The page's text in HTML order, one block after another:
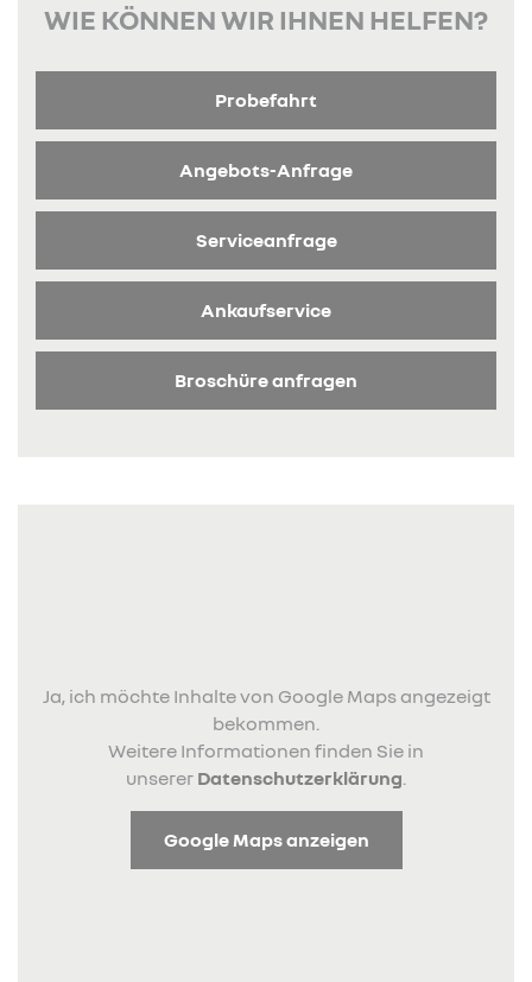
WIE KÖNNEN WIR IHNEN HELFEN?
Probefahrt
Angebots-Anfrage
Serviceanfrage
Ankaufservice
Broschüre anfragen
Ja, ich möchte Inhalte von Google Maps angezeigt
bekommen.
Weitere Informationen finden Sie in
unserer Datenschutzerklärung.
Google Maps anzeigen